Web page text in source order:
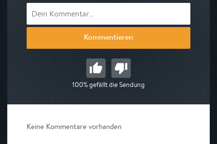
Kommentieren
100% gefällt die Sendung
Keine Kommentare vorhanden